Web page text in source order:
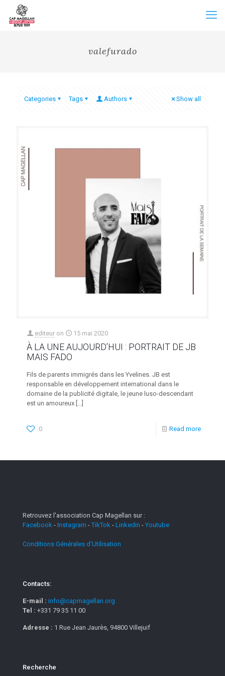
valefurado
Categories Tags Authors Show all
editeur on 15 mai 2020
À LA UNE AUJOURD’HUI : PORTRAIT DE JB
MAIS FADO
Fils de parents immigrés dans les Yvelines. JB est
responsable en développement international dans le
domaine de la publicité digitale, le jeune luso-descendant
est un amoureux […]
0 Read more
Retrouvez l'association Cap Magellan sur :
Facebook - Instagram -TikTok - Linkedin - Youtube
Conditions Générales d'Utilisation
Contacts:
E-mail : info@capmagellan.org
Tel : +331 79 35 11 00
Adresse : 1 Rue Jean Jaurès, 94800 Villejuif
Recherche